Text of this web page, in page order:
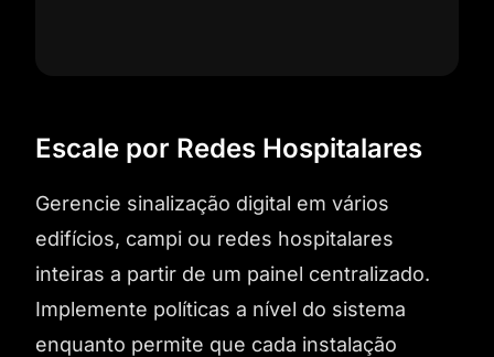
Escale por Redes Hospitalares
Gerencie sinalização digital em vários
edifícios, campi ou redes hospitalares
inteiras a partir de um painel centralizado.
Implemente políticas a nível do sistema
enquanto permite que cada instalação